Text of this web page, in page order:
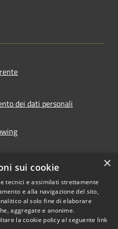
dei dati personali
Copyright © 2026 • Comune di
Caramanico Terme • Powered
×
sui cookie
tecnici e assimilati strettamente
e alla navigazione del sito,
al solo fine di elaborare
aggregate e anonime.
la cookie policy al seguente link